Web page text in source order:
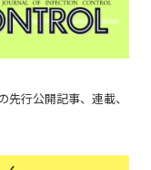
先行公開記事、連載、